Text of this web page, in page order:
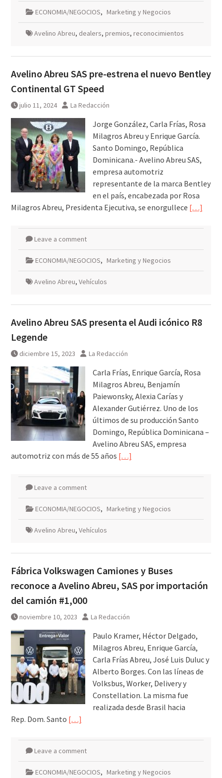
ECONOMIA/NEGOCIOS, Marketing y Negocios
Avelino Abreu, dealers, premios, reconocimientos
Avelino Abreu SAS pre-estrena el nuevo Bentley
Continental GT Speed
julio 11, 2024 La Redacción
Jorge González, Carla Frías, Rosa
Milagros Abreu y Enrique García.
Santo Domingo, República
Dominicana.- Avelino Abreu SAS,
empresa automotriz
representante de la marca Bentley
en el país, encabezada por Rosa
Milagros Abreu, Presidenta Ejecutiva, se enorgullece […]
Leave a comment
ECONOMIA/NEGOCIOS, Marketing y Negocios
Avelino Abreu, Vehículos
Avelino Abreu SAS presenta el Audi icónico R8
Legende
diciembre 15, 2023 La Redacción
Carla Frías, Enrique García, Rosa
Milagros Abreu, Benjamín
Paiewonsky, Alexia Carías y
Alexander Gutiérrez. Uno de los
últimos de su producción Santo
Domingo, República Dominicana –
Avelino Abreu SAS, empresa
automotriz con más de 55 años […]
Leave a comment
ECONOMIA/NEGOCIOS, Marketing y Negocios
Avelino Abreu, Vehículos
Fábrica Volkswagen Camiones y Buses
reconoce a Avelino Abreu, SAS por importación
del camión #1,000
noviembre 10, 2023 La Redacción
Paulo Kramer, Héctor Delgado,
Milagros Abreu, Enrique García,
Carla Frías Abreu, José Luis Duluc y
Alberto Borges. Con las líneas de
Volksbus, Worker, Delivery y
Constellation. La misma fue
realizada desde Brasil hacia
Rep. Dom. Santo […]
Leave a comment
ECONOMIA/NEGOCIOS, Marketing y Negocios